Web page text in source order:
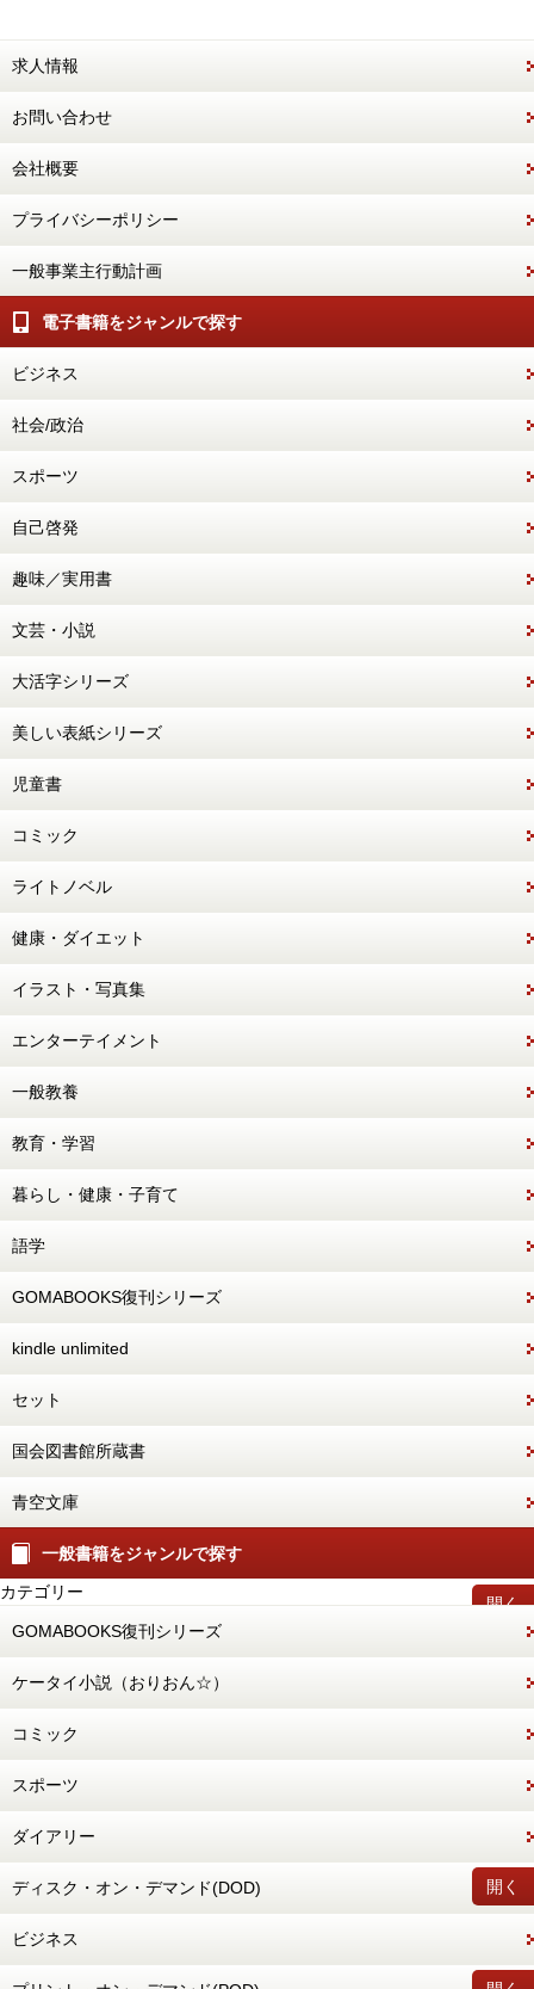
求人情報
お問い合わせ
会社概要
プライバシーポリシー
一般事業主行動計画
電子書籍をジャンルで探す
ビジネス
社会/政治
スポーツ
自己啓発
趣味／実用書
文芸・小説
大活字シリーズ
美しい表紙シリーズ
児童書
コミック
ライトノベル
健康・ダイエット
イラスト・写真集
エンターテイメント
一般教養
教育・学習
暮らし・健康・子育て
語学
GOMABOOKS復刊シリーズ
kindle unlimited
セット
国会図書館所蔵書
青空文庫
一般書籍をジャンルで探す
開く
カテゴリー
GOMABOOKS復刊シリーズ
ケータイ小説（おりおん☆）
コミック
スポーツ
ダイアリー
開く
ディスク・オン・デマンド(DOD)
ビジネス